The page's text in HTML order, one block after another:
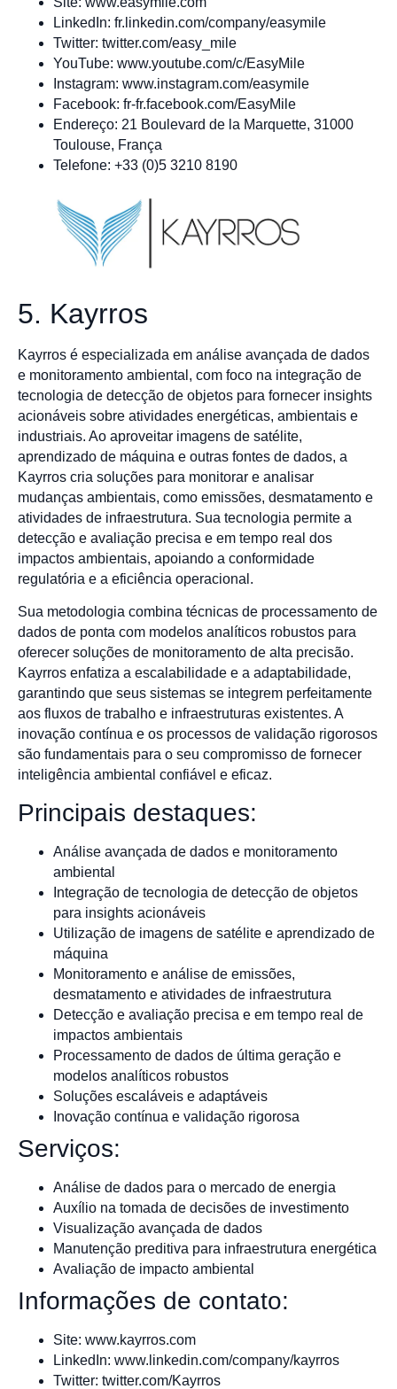
LinkedIn: fr.linkedin.com/company/easymile
Twitter: twitter.com/easy_mile
YouTube: www.youtube.com/c/EasyMile
Instagram: www.instagram.com/easymile
Facebook: fr-fr.facebook.com/EasyMile
Endereço: 21 Boulevard de la Marquette, 31000
Toulouse, França
Telefone: +33 (0)5 3210 8190
5. Kayrros
Kayrros é especializada em análise avançada de dados
e monitoramento ambiental, com foco na integração de
tecnologia de detecção de objetos para fornecer insights
acionáveis sobre atividades energéticas, ambientais e
industriais. Ao aproveitar imagens de satélite,
aprendizado de máquina e outras fontes de dados, a
Kayrros cria soluções para monitorar e analisar
mudanças ambientais, como emissões, desmatamento e
atividades de infraestrutura. Sua tecnologia permite a
detecção e avaliação precisa e em tempo real dos
impactos ambientais, apoiando a conformidade
regulatória e a eficiência operacional.
Sua metodologia combina técnicas de processamento de
dados de ponta com modelos analíticos robustos para
oferecer soluções de monitoramento de alta precisão.
Kayrros enfatiza a escalabilidade e a adaptabilidade,
garantindo que seus sistemas se integrem perfeitamente
aos fluxos de trabalho e infraestruturas existentes. A
inovação contínua e os processos de validação rigorosos
são fundamentais para o seu compromisso de fornecer
inteligência ambiental confiável e eficaz.
Principais destaques:
Análise avançada de dados e monitoramento
ambiental
Integração de tecnologia de detecção de objetos
para insights acionáveis
Utilização de imagens de satélite e aprendizado de
máquina
Monitoramento e análise de emissões,
desmatamento e atividades de infraestrutura
Detecção e avaliação precisa e em tempo real de
impactos ambientais
Processamento de dados de última geração e
modelos analíticos robustos
Soluções escaláveis e adaptáveis
Inovação contínua e validação rigorosa
Serviços:
Análise de dados para o mercado de energia
Auxílio na tomada de decisões de investimento
Visualização avançada de dados
Manutenção preditiva para infraestrutura energética
Avaliação de impacto ambiental
Informações de contato:
Site: www.kayrros.com
LinkedIn: www.linkedin.com/company/kayrros
Twitter: twitter.com/Kayrros